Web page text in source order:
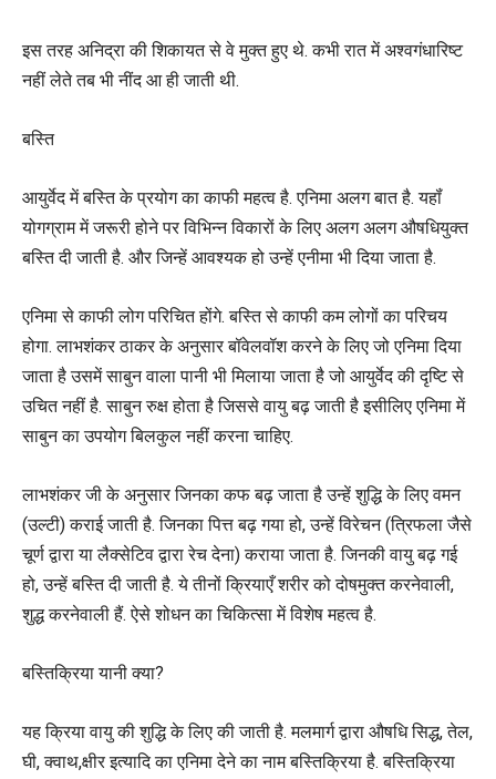
इस तरह अनिद्रा की शिकायत से वे मुक्त हुए थे. कभी रात में अश्वगंधारिष्ट
नहीं लेते तब भी नींद आ ही जाती थी.
बस्ति
आयुर्वेद में बस्ति के प्रयोग का काफी महत्व है. एनिमा अलग बात है. यहॉं
योगग्राम में जरूरी होने पर विभिन्न विकारों के लिए अलग अलग औषधियुक्त
बस्ति दी जाती है. और जिन्हें आवश्यक हो उन्हें एनीमा भी दिया जाता है.
एनिमा से काफी लोग परिचित होंगे. बस्ति से काफी कम लोगों का परिचय
होगा. लाभशंकर ठाकर के अनुसार बॉवेलवॉश करने के लिए जो एनिमा दिया
जाता है उसमें साबुन वाला पानी भी मिलाया जाता है जो आयुर्वेद की दृष्टि से
उचित नहीं है. साबुन रुक्ष होता है जिससे वायु बढ़ जाती है इसीलिए एनिमा में
साबुन का उपयोग बिलकुल नहीं करना चाहिए.
लाभशंकर जी के अनुसार जिनका कफ बढ़ जाता है उन्हें शुद्धि के लिए वमन
(उल्टी) कराई जाती है. जिनका पित्त बढ़ गया हो, उन्हें विरेचन (त्रिफला जैसे
चूर्ण द्वारा या लैक्सेटिव द्वारा रेच देना) कराया जाता है. जिनकी वायु बढ़ गई
हो, उन्हें बस्ति दी जाती है. ये तीनों क्रियाएँ शरीर को दोषमुक्त करनेवाली,
शुद्ध करनेवाली हैं. ऐसे शोधन का चिकित्सा में विशेष महत्व है.
बस्तिक्रिया यानी क्या?
यह क्रिया वायु की शुद्धि के लिए की जाती है. मलमार्ग द्वारा औषधि सिद्ध, तेल,
घी, क्वाथ,क्षीर इत्यादि का एनिमा देने का नाम बस्तिक्रिया है. बस्तिक्रिया